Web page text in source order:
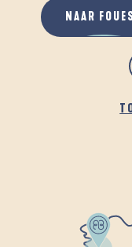
NAAR